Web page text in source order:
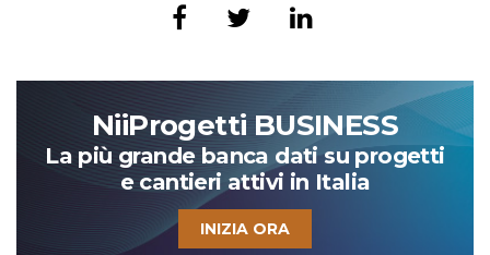
NiiProgetti BUSINESS
La più grande banca dati su progetti
e cantieri attivi in Italia
INIZIA ORA